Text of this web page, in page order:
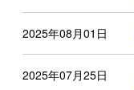
2025年08月01日
2025年07月25日